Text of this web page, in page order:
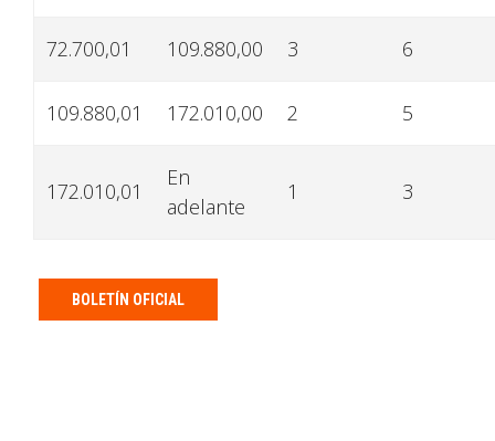
72.700,01 109.880,00 3 6
109.880,01 172.010,00 2 5
172.010,01
En
adelante
1 3
BOLETÍN OFICIAL